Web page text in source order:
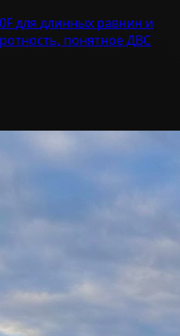
для длинных равнин и
понятное ДВС